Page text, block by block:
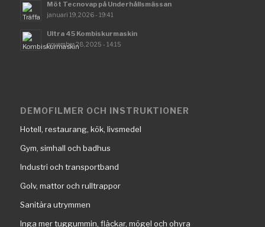
Möt Tecnovap på Underhållsmässan
januari 19, 2026 - 19:41
Ultra 45 Kombiskurmaskin
november 28, 2025 - 14:15
DEMOFILMER OCH INSTRUKTIONER
Hotell, restaurang, kök, livsmedel
Gym, simhall och badhus
Industri och transportband
Golv, mattor och rulltrappor
Sanitära utrymmen
Inga mer tuggummin, fläckar, mögel och ohyra